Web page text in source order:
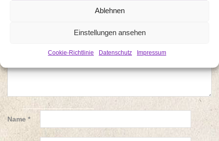
Ablehnen
Einstellungen ansehen
Cookie-Richtlinie Datenschutz Impressum
Name *